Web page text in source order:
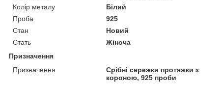
Колір металу
Білий
Проба
925
Стан
Новий
Стать
Жіноча
Призначення
Призначення
Срібні сережки протяжки з
короною, 925 проби